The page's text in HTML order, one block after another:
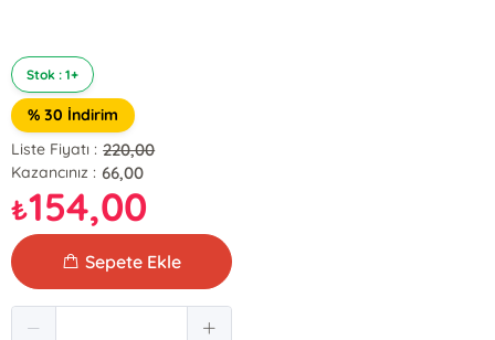
Stok : 1+
% 30 İndirim
Liste Fiyatı : 220,00
Kazancınız : 66,00
₺154,00
Sepete Ekle